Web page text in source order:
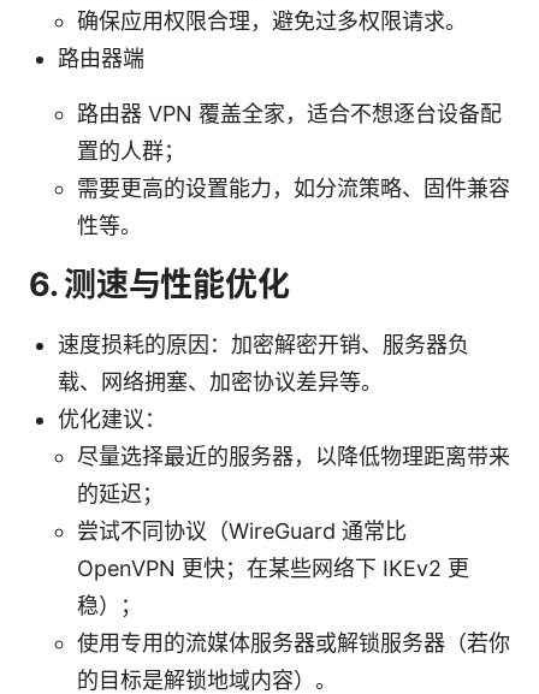
确保应用权限合理，避免过多权限请求。
路由器端
路由器 VPN 覆盖全家，适合不想逐台设备配
置的人群；
需要更高的设置能力，如分流策略、固件兼容
性等。
6. 测速与性能优化
速度损耗的原因：加密解密开销、服务器负
载、网络拥塞、加密协议差异等。
优化建议：
尽量选择最近的服务器，以降低物理距离带来
的延迟；
尝试不同协议（WireGuard 通常比
OpenVPN 更快；在某些网络下 IKEv2 更
稳）；
使用专用的流媒体服务器或解锁服务器（若你
的目标是解锁地域内容）。